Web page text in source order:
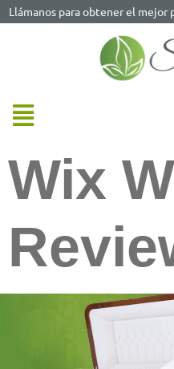
Llámanos para obtener el mejor
Wix